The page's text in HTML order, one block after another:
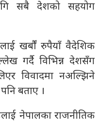
सबै देशको सहयोग
खर्बौं रुपैयाँ वैदेशिक
गर्दै विभिन्न देशसँग
विवादमा नअल्झिने
बताए ।
नेपालका राजनीतिक